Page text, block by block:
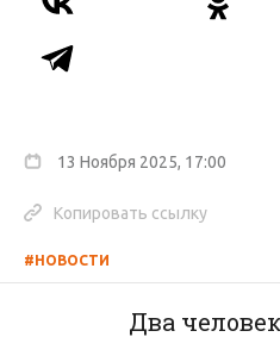
13 Ноября 2025, 17:00
Копировать ссылку
#НОВОСТИ
Два